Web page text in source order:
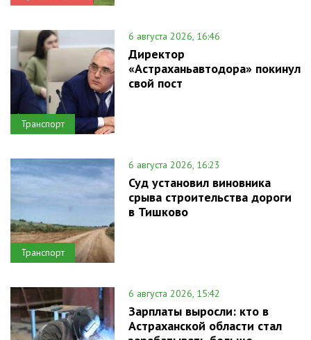
Транспорт
6 августа 2026, 16:46
Директор
«Астраханьавтодора» покинул
свой пост
Транспорт
6 августа 2026, 16:23
Суд установил виновника
срыва строительства дороги
в Тишково
6 августа 2026, 15:42
Зарплаты выросли: кто в
Астраханской области стал